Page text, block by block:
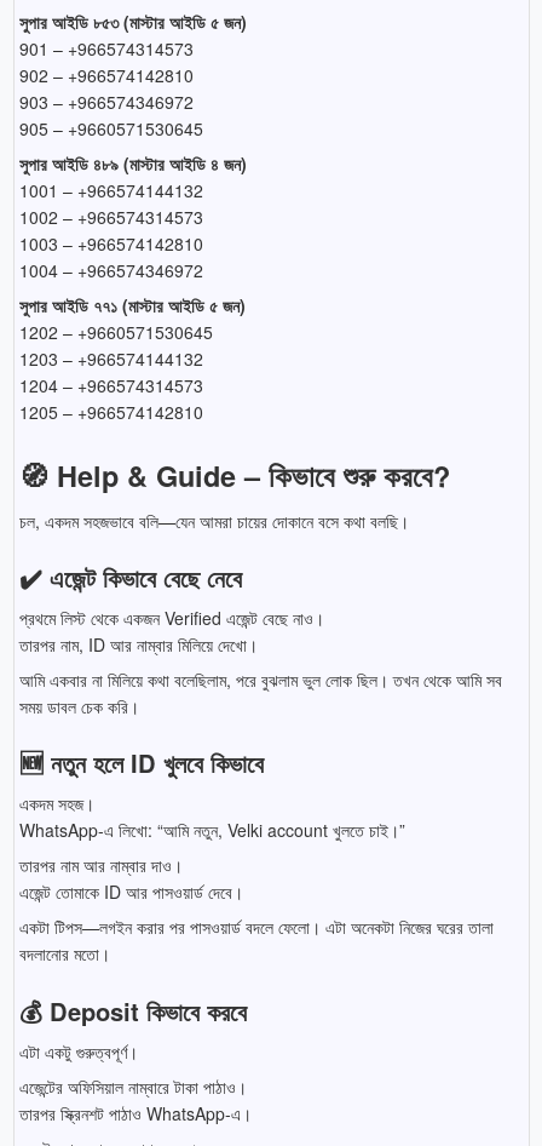
সুপার আইডি ৮৫৩ (মাস্টার আইডি ৫ জন)
901 – +966574314573
902 – +966574142810
903 – +966574346972
905 – +9660571530645
সুপার আইডি ৪৮৯ (মাস্টার আইডি ৪ জন)
1001 – +966574144132
1002 – +966574314573
1003 – +966574142810
1004 – +966574346972
সুপার আইডি ৭৭১ (মাস্টার আইডি ৫ জন)
1202 – +9660571530645
1203 – +966574144132
1204 – +966574314573
1205 – +966574142810
🧭 Help & Guide – কিভাবে শুরু করবে?
চল, একদম সহজভাবে বলি—যেন আমরা চায়ের দোকানে বসে কথা বলছি।
✔️ এজেন্ট কিভাবে বেছে নেবে
প্রথমে লিস্ট থেকে একজন Verified এজেন্ট বেছে নাও।
তারপর নাম, ID আর নাম্বার মিলিয়ে দেখো।
আমি একবার না মিলিয়ে কথা বলেছিলাম, পরে বুঝলাম ভুল লোক ছিল। তখন থেকে আমি সব
সময় ডাবল চেক করি।
🆕 নতুন হলে ID খুলবে কিভাবে
একদম সহজ।
WhatsApp-এ লিখো: “আমি নতুন, Velki account খুলতে চাই।”
তারপর নাম আর নাম্বার দাও।
এজেন্ট তোমাকে ID আর পাসওয়ার্ড দেবে।
একটা টিপস—লগইন করার পর পাসওয়ার্ড বদলে ফেলো। এটা অনেকটা নিজের ঘরের তালা
বদলানোর মতো।
💰 Deposit কিভাবে করবে
এটা একটু গুরুত্বপূর্ণ।
এজেন্টের অফিসিয়াল নাম্বারে টাকা পাঠাও।
তারপর স্ক্রিনশট পাঠাও WhatsApp-এ।